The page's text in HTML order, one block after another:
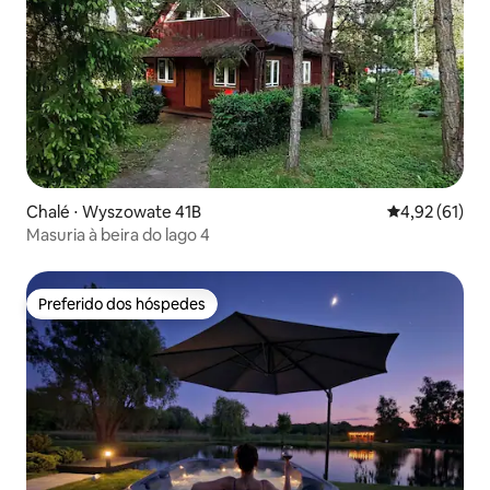
Chalé ⋅ Wyszowate 41B 4,92 de uma
4,92 (61)
Masuria à beira do lago 4
Preferido dos hóspedes
Preferido dos hóspedes